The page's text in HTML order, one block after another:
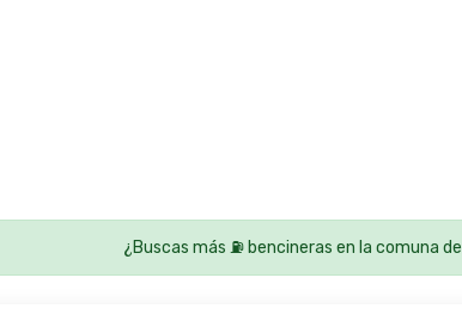
¿Buscas más ⛽ bencineras en la comuna de